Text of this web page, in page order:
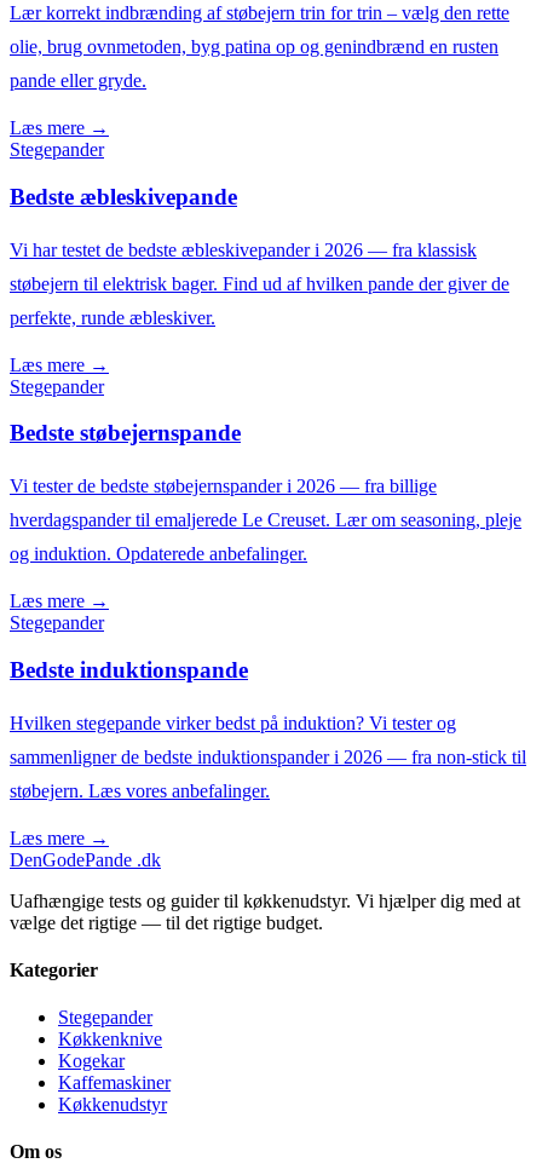
Lær korrekt indbrænding af støbejern trin for trin – vælg den rette
olie, brug ovnmetoden, byg patina op og genindbrænd en rusten
pande eller gryde.
Læs mere →
Stegepander
Bedste æbleskivepande
Vi har testet de bedste æbleskivepander i 2026 — fra klassisk
støbejern til elektrisk bager. Find ud af hvilken pande der giver de
perfekte, runde æbleskiver.
Læs mere →
Stegepander
Bedste støbejernspande
Vi tester de bedste støbejernspander i 2026 — fra billige
hverdagspander til emaljerede Le Creuset. Lær om seasoning, pleje
og induktion. Opdaterede anbefalinger.
Læs mere →
Stegepander
Bedste induktionspande
Hvilken stegepande virker bedst på induktion? Vi tester og
sammenligner de bedste induktionspander i 2026 — fra non-stick til
støbejern. Læs vores anbefalinger.
Læs mere →
DenGodePande .dk
Uafhængige tests og guider til køkkenudstyr. Vi hjælper dig med at
vælge det rigtige — til det rigtige budget.
Kategorier
Stegepander
Køkkenknive
Kogekar
Kaffemaskiner
Køkkenudstyr
Om os